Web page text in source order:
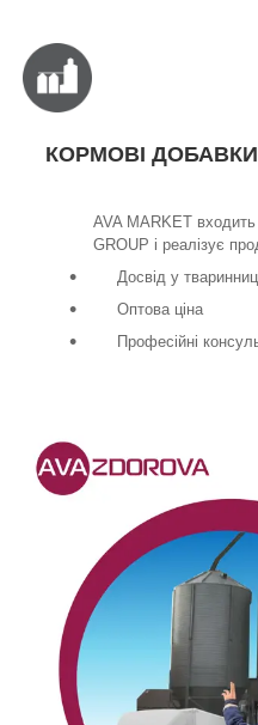
КОРМОВІ
AVA MARKET
GROUP і реалізує
Досвід у
Оптова ціна
Професійні